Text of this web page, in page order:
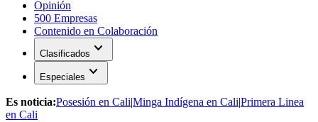
Opinión
500 Empresas
Contenido en Colaboración
Clasificados expand_more
Especiales expand_more
Es noticia:Posesión en Cali|Minga Indígena en Cali|Primera Linea
en Cali